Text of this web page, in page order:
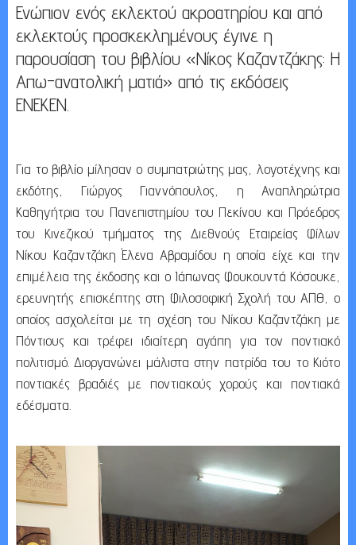
Ενώπιον ενός εκλεκτού ακροατηρίου και από
εκλεκτούς προσκεκλημένους έγινε η
παρουσίαση του βιβλίου «Νίκος Καζαντζάκης: Η
Απω-ανατολική ματιά» από τις εκδόσεις
ΕΝΕΚΕΝ.
Για το βιβλίο μίλησαν ο συμπατριώτης μας, λογοτέχνης και
εκδότης, Γιώργος Γιαννόπουλος, η Αναπληρώτρια
Καθηγήτρια του Πανεπιστημίου του Πεκίνου και Πρόεδρος
του Κινεζικού τμήματος της Διεθνούς Εταιρείας Φίλων
Νίκου Καζαντζάκη Έλενα Αβραμίδου η οποία είχε και την
επιμέλεια της έκδοσης και ο Ιάπωνας Φουκουντά Κόσουκε,
ερευνητής επισκέπτης στη Φιλοσοφική Σχολή του ΑΠΘ, ο
οποίος ασχολείται με τη σχέση του Νίκου Καζαντζάκη με
Πόντιους και τρέφει ιδιαίτερη αγάπη για τον ποντιακό
πολιτισμό. Διοργανώνει μάλιστα στην πατρίδα του το Κιότο
ποντιακές βραδιές με ποντιακούς χορούς και ποντιακά
εδέσματα.